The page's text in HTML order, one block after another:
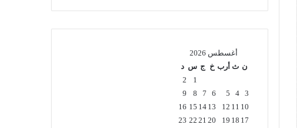
أغسطس 2026
ن ث أرب خ ج س د
1
2
3
4
5
6
7
8
9
10
11
12
13
14
15
16
17
18
19
20
21
22
23